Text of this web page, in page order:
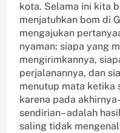
kota. Selama ini kita
menjatuhkan bom di
mengajukan
nyaman: siapa yang
mengirimkannya,
perjalanannya, dan
menutup mata ketika
karena pada
sendirian– adalah
saling tidak